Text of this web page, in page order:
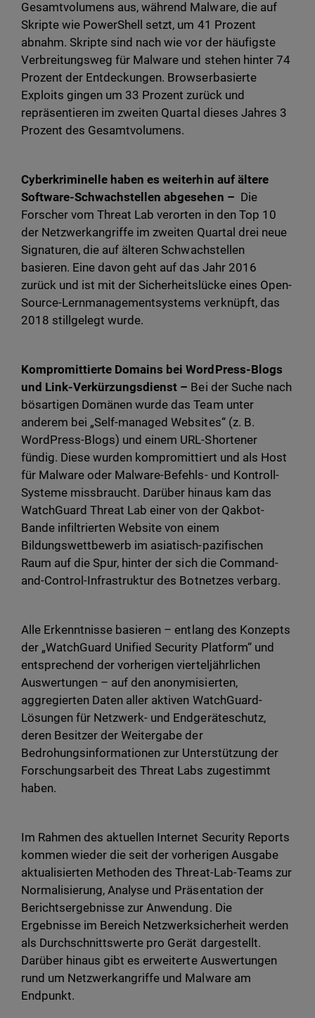
Gesamtvolumens aus, während Malware, die auf
Skripte wie PowerShell setzt, um 41 Prozent
abnahm. Skripte sind nach wie vor der häufigste
Verbreitungsweg für Malware und stehen hinter 74
Prozent der Entdeckungen. Browserbasierte
Exploits gingen um 33 Prozent zurück und
repräsentieren im zweiten Quartal dieses Jahres 3
Prozent des Gesamtvolumens.
Cyberkriminelle haben es weiterhin auf ältere
Software-Schwachstellen abgesehen – Die
Forscher vom Threat Lab verorten in den Top 10
der Netzwerkangriffe im zweiten Quartal drei neue
Signaturen, die auf älteren Schwachstellen
basieren. Eine davon geht auf das Jahr 2016
zurück und ist mit der Sicherheitslücke eines Open-
Source-Lernmanagementsystems verknüpft, das
2018 stillgelegt wurde.
Kompromittierte Domains bei WordPress-Blogs
und Link-Verkürzungsdienst – Bei der Suche nach
bösartigen Domänen wurde das Team unter
anderem bei „Self-managed Websites“ (z. B.
WordPress-Blogs) und einem URL-Shortener
fündig. Diese wurden kompromittiert und als Host
für Malware oder Malware-Befehls- und Kontroll-
Systeme missbraucht. Darüber hinaus kam das
WatchGuard Threat Lab einer von der Qakbot-
Bande infiltrierten Website von einem
Bildungswettbewerb im asiatisch-pazifischen
Raum auf die Spur, hinter der sich die Command-
and-Control-Infrastruktur des Botnetzes verbarg.
Alle Erkenntnisse basieren – entlang des Konzepts
der „WatchGuard Unified Security Platform“ und
entsprechend der vorherigen vierteljährlichen
Auswertungen – auf den anonymisierten,
aggregierten Daten aller aktiven WatchGuard-
Lösungen für Netzwerk- und Endgeräteschutz,
deren Besitzer der Weitergabe der
Bedrohungsinformationen zur Unterstützung der
Forschungsarbeit des Threat Labs zugestimmt
haben.
Im Rahmen des aktuellen Internet Security Reports
kommen wieder die seit der vorherigen Ausgabe
aktualisierten Methoden des Threat-Lab-Teams zur
Normalisierung, Analyse und Präsentation der
Berichtsergebnisse zur Anwendung. Die
Ergebnisse im Bereich Netzwerksicherheit werden
als Durchschnittswerte pro Gerät dargestellt.
Darüber hinaus gibt es erweiterte Auswertungen
rund um Netzwerkangriffe und Malware am
Endpunkt.